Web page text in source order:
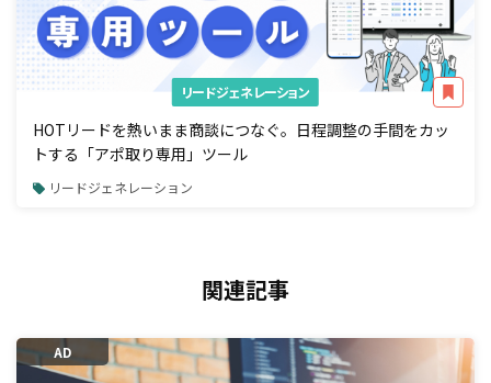
リードジェネレーション
HOTリードを熱いまま商談につなぐ。日程調整の手間をカッ
トする「アポ取り専用」ツール
リードジェネレーション
関連記事
AD